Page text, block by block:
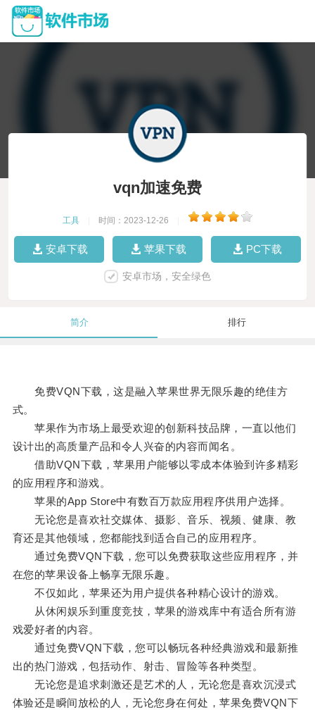
vqn加速免费
工具 时间：2023-12-26
安卓下载 苹果下载 PC下载
安卓市场，安全绿色
简介 排行
免费VQN下载，这是融入苹果世界无限乐趣的绝佳方
式。
苹果作为市场上最受欢迎的创新科技品牌，一直以他们
设计出的高质量产品和令人兴奋的内容而闻名。
借助VQN下载，苹果用户能够以零成本体验到许多精彩
的应用程序和游戏。
苹果的App Store中有数百万款应用程序供用户选择。
无论您是喜欢社交媒体、摄影、音乐、视频、健康、教
育还是其他领域，您都能找到适合自己的应用程序。
通过免费VQN下载，您可以免费获取这些应用程序，并
在您的苹果设备上畅享无限乐趣。
不仅如此，苹果还为用户提供各种精心设计的游戏。
从休闲娱乐到重度竞技，苹果的游戏库中有适合所有游
戏爱好者的内容。
通过免费VQN下载，您可以畅玩各种经典游戏和最新推
出的热门游戏，包括动作、射击、冒险等各种类型。
无论您是追求刺激还是艺术的人，无论您是喜欢沉浸式
体验还是瞬间放松的人，无论您身在何处，苹果免费VQN下